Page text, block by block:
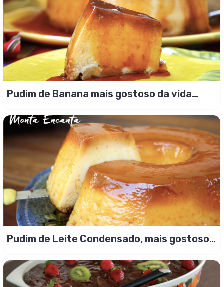
Pudim de Banana mais gostoso da vida
Pudim de Leite Condensado, mais gostoso